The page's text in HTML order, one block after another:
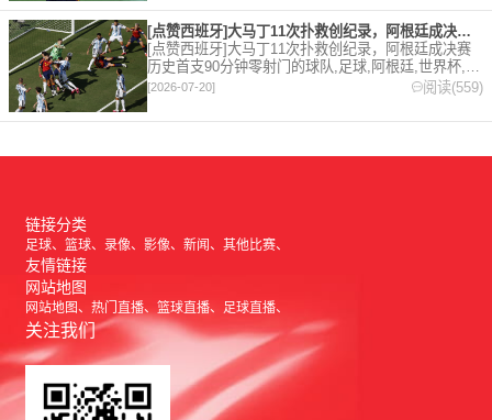
[点赞西班牙]大马丁11次扑救创纪录，阿根廷成决赛历史首支9
[点赞西班牙]大马丁11次扑救创纪录，阿根廷成决赛
历史首支90分钟零射门的球队,足球,阿根廷,世界杯,西
班牙,点赞西班牙,点赞阿根廷,西甲,英超,阿斯顿维
拉。欢迎收藏本站，24小时为你更新最新的足球，篮
球体育资讯。
[2026-07-20] 阅读(559)
链接分类
足球 篮球 录像 影像 新闻 其他比赛
友情链接
网站地图
网站地图 热门直播 篮球直播 足球直播
关注我们